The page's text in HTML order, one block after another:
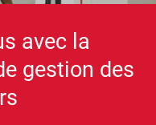
avec la
gestion des